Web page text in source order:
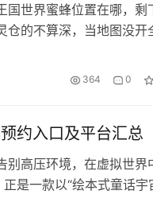
国世界蜜蜂位置在哪，剩
的不算深，当地图没开
半边天。今天小编直接
白。 想要知道更多洛克
364 0
约入口及平台汇总
别高压环境，在虚拟世界
是一款以“绘本式童话宇